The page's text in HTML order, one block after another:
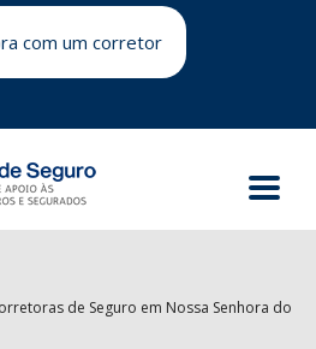
com um corretor
de Seguro em Nossa Senhora do